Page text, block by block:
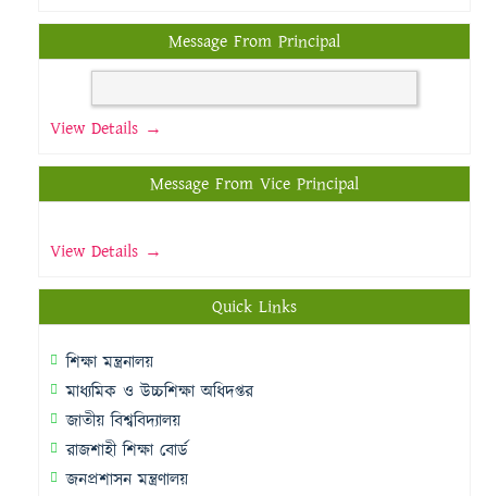
Message From Principal
View Details →
Message From Vice Principal
View Details →
Quick Links
শিক্ষা মন্ত্রনালয়
মাধ্যমিক ও উচ্চশিক্ষা অধিদপ্তর
জাতীয় বিশ্ববিদ্যালয়
রাজশাহী শিক্ষা বোর্ড
জনপ্রশাসন মন্ত্রণালয়